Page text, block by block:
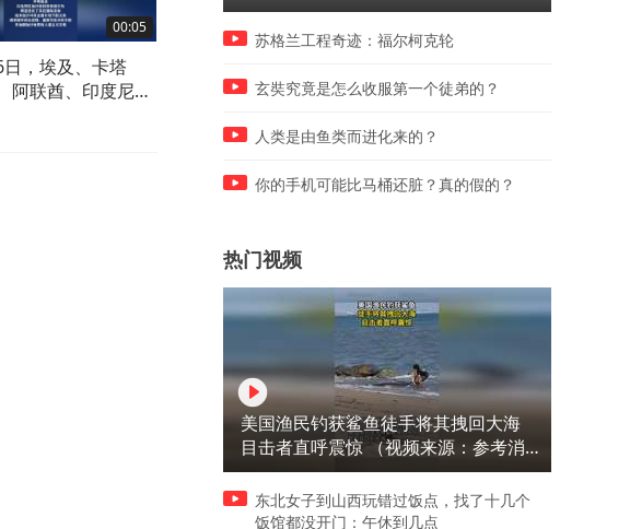
00:05
，埃及、卡塔
阿联酋、印度尼西
尔、约旦、阿联酋、印度尼西
阿拉伯八国外长发表联合声
续的侵犯行为。（央视新闻）
才知道自己怀孕，1个小时后
震惊，都以为妈妈是长胖了
苏格兰工程奇迹：福尔柯克轮
玄奘究竟是怎么收服第一个徒弟的？
人类是由鱼类而进化来的？
你的手机可能比马桶还脏？真的假的？
热门视频
美国渔民钓获鲨鱼徒手将其拽回大海
目击者直呼震惊 （视频来源：参考消
息）
东北女子到山西玩错过饭点，找了十几个
饭馆都没开门：午休到几点